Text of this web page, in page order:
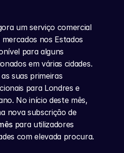
um serviço comercial
nos Estados
para alguns
em várias cidades.
suas primeiras
para Londres e
No início deste mês,
anunciou ainda uma nova subscrição de
para utilizadores
com elevada procura.